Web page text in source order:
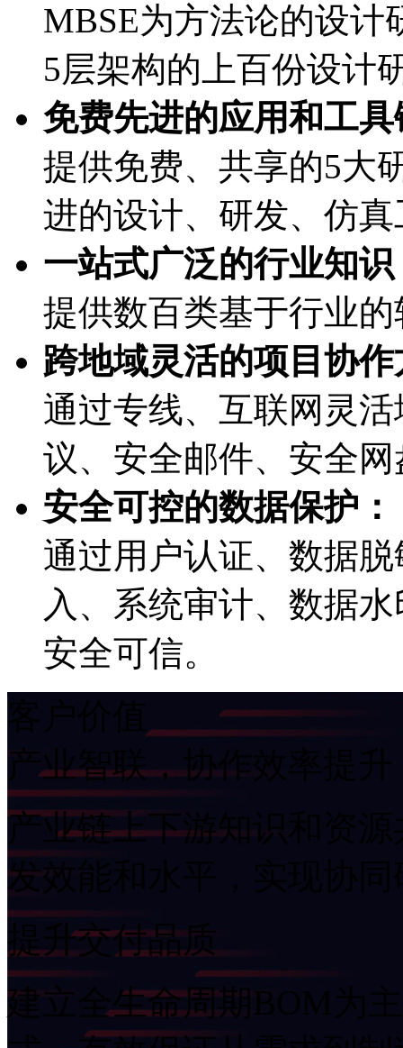
MBSE为方法论的设计研
5层架构的上百份设计
免费先进的应用和工具链
提供免费、共享的5大
进的设计、研发、
一站式广泛的行业知识
提供数百类基于行业
跨地域灵活的项目协作方
通过专线、互联网灵
议、安全邮件、安
安全可控的数据保护：
通过用户认证、数据
入、系统审计、数
安全可信。
产业智联，协作效率提升
产业链上下游知识和资源共
发效能和水平，实现协
提升交付品质
建立全生命周期BOM为